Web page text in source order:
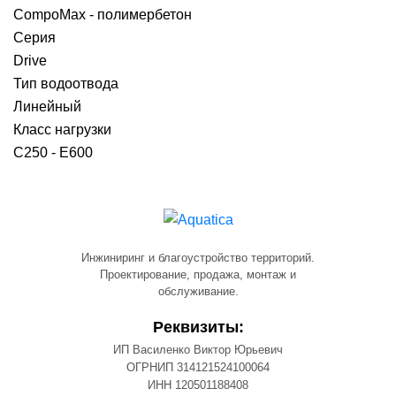
CompoMax - полимербетон
Серия
Drive
Тип водоотвода
Линейный
Класс нагрузки
C250 - E600
Инжиниринг и благоустройство территорий.
Проектирование, продажа, монтаж и
обслуживание.
Реквизиты:
ИП Василенко Виктор Юрьевич
ОГРНИП 314121524100064
ИНН 120501188408